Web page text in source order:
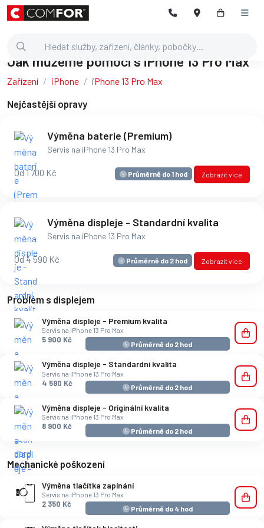
Jak můžeme pomoci s iPhone 13 Pro Max
Zařízení iPhone iPhone 13 Pro Max
Nejčastější opravy
Výměna baterie (Premium)
Servis na iPhone 13 Pro Max
Od 1 700 Kč Průměrně do 1 hod Zobrazit více
Výměna displeje - Standardní kvalita
Servis na iPhone 13 Pro Max
Od 4 590 Kč Průměrně do 2 hod Zobrazit více
Problém s displejem
Výměna displeje - Premium kvalita
Servis na iPhone 13 Pro Max
5 900 Kč
Průměrně do 2 hod
Výměna displeje - Standardní kvalita
Servis na iPhone 13 Pro Max
4 590 Kč
Průměrně do 2 hod
Výměna displeje - Originální kvalita
Servis na iPhone 13 Pro Max
8 900 Kč
Průměrně do 2 hod
Mechanické poškození
Výměna tlačítka zapínání
Servis na iPhone 13 Pro Max
2 350 Kč
Průměrně do 4 hod